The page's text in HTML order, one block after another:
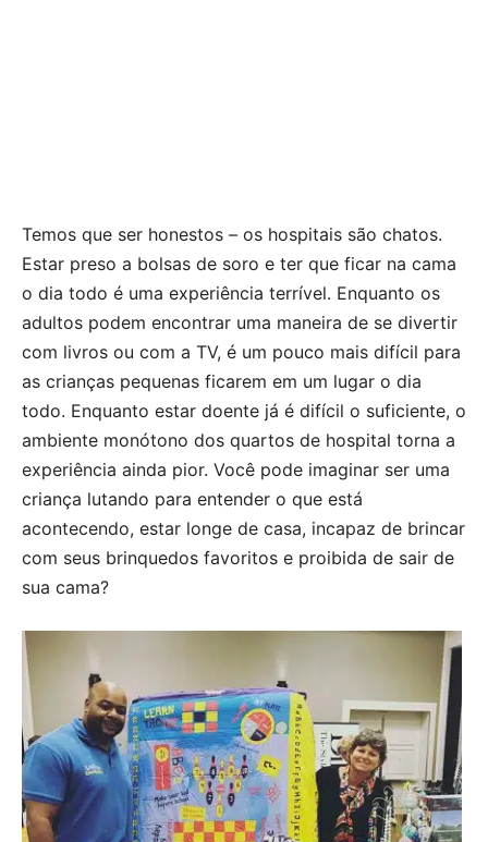
Temos que ser honestos – os hospitais são chatos.
Estar preso a bolsas de soro e ter que ficar na cama
o dia todo é uma experiência terrível. Enquanto os
adultos podem encontrar uma maneira de se divertir
com livros ou com a TV, é um pouco mais difícil para
as crianças pequenas ficarem em um lugar o dia
todo. Enquanto estar doente já é difícil o suficiente, o
ambiente monótono dos quartos de hospital torna a
experiência ainda pior. Você pode imaginar ser uma
criança lutando para entender o que está
acontecendo, estar longe de casa, incapaz de brincar
com seus brinquedos favoritos e proibida de sair de
sua cama?